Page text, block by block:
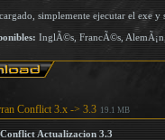
simplemente ejecutar el exe y
InglÃ©s, FrancÃ©s,
Conflict 3.x -> 3.3 19.1 MB
Actualizacion 3.3